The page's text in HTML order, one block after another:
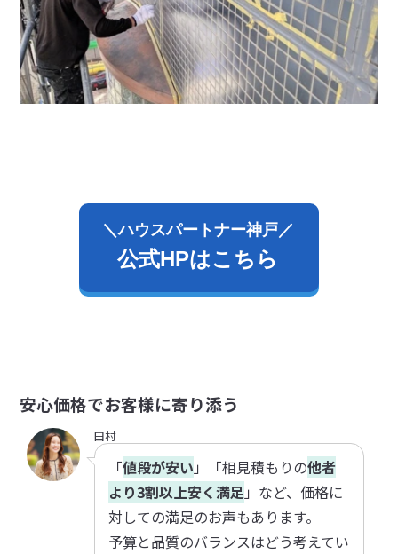
＼ハウスパートナー神戸／
公式HPはこちら
安心価格でお客様に寄り添う
田村
「値段が安い 」「相見積もりの他者
より3割以上安く満足」など、価格に
対しての満足のお声もあります。
予算と品質のバランスはどう考えてい